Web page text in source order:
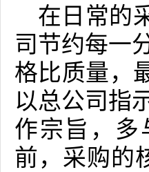
在日常的
司节约每一
格比质量，
以总公司指
作宗旨，多
前，采购的